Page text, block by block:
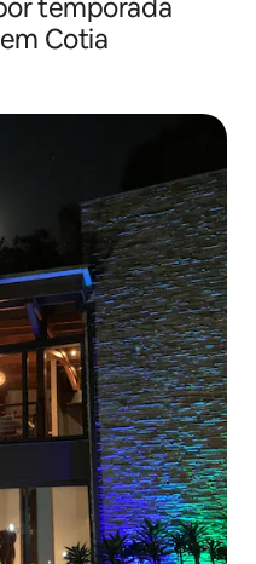
temporada
Cotia
hóspedes